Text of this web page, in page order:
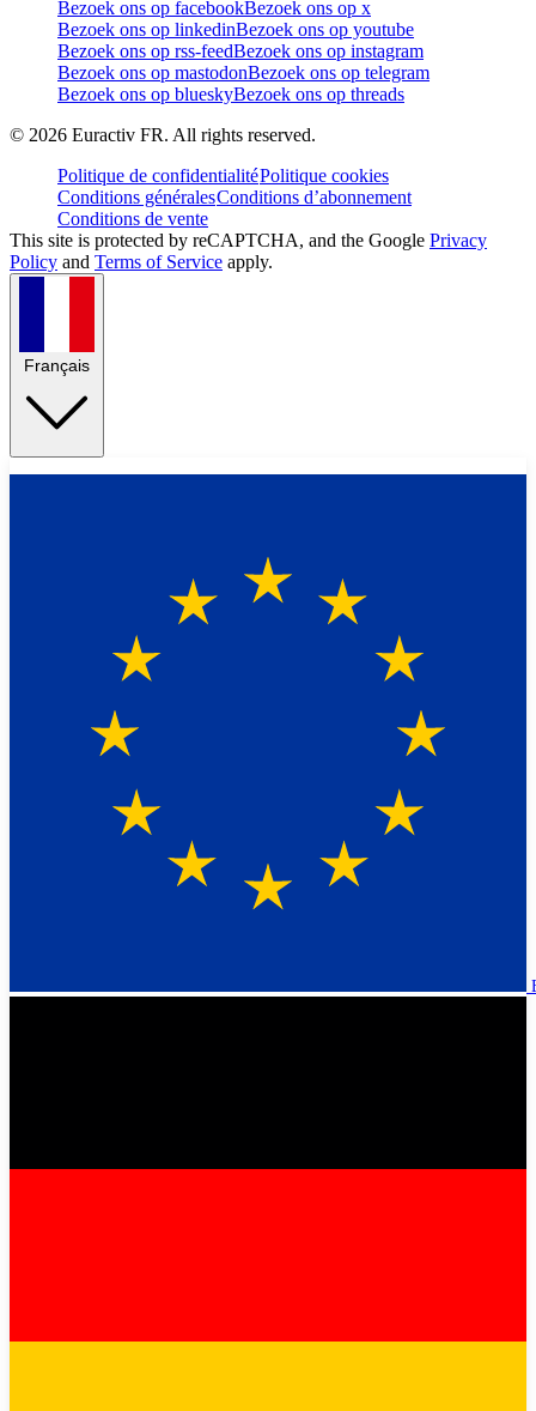
Bezoek ons op facebookBezoek ons op x
Bezoek ons op linkedinBezoek ons op youtube
Bezoek ons op rss-feedBezoek ons op instagram
Bezoek ons op mastodonBezoek ons op telegram
Bezoek ons op blueskyBezoek ons op threads
© 2026 Euractiv FR. All rights reserved.
Politique de confidentialitéPolitique cookies
Conditions généralesConditions d’abonnement
Conditions de vente
This site is protected by reCAPTCHA, and the Google Privacy
Policy and Terms of Service apply.
Français